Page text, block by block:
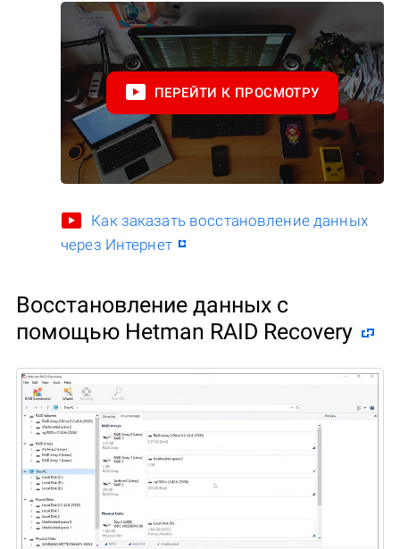
ПЕРЕЙТИ К ПРОСМОТРУ
Как заказать восстановление данных
через Интернет
Восстановление данных с
помощью Hetman RAID Recovery